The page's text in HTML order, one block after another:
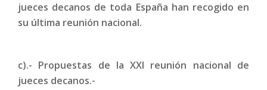
jueces decanos de toda España han recogido en
su última reunión nacional.
c).- Propuestas de la XXI reunión nacional de
jueces decanos.-